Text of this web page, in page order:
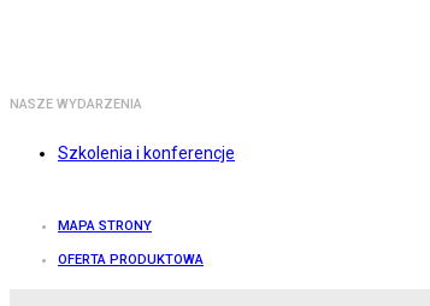
NASZE WYDARZENIA
Szkolenia i konferencje
MAPA STRONY
OFERTA PRODUKTOWA